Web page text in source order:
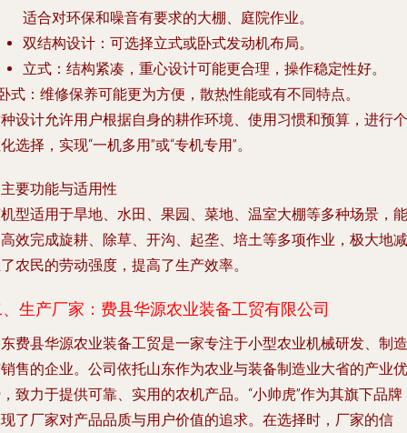
适合对环保和噪音有要求的大棚、庭院作业。
双结构设计 ：可选择立式或卧式发动机布局。
立式 ：结构紧凑，重心设计可能更合理，操作稳定性好。
式 ：维修保养可能更为方便，散热性能或有不同特点。
设计允许用户根据自身的耕作环境、使用习惯和预算，进行个
选择，实现“一机多用”或“专机专用”。
要功能与适用性
型适用于旱地、水田、果园、菜地、温室大棚等多种场景，能
效完成旋耕、除草、开沟、起垄、培土等多项作业，极大地减
农民的劳动强度，提高了生产效率。
生产厂家：费县华源农业装备工贸有限公司
费县华源农业装备工贸是一家专注于小型农业机械研发、制造
售的企业。公司依托山东作为农业与装备制造业大省的产业优
致力于提供可靠、实用的农机产品。“小帅虎”作为其旗下品牌
了厂家对产品品质与用户价值的追求。在选择时，厂家的信